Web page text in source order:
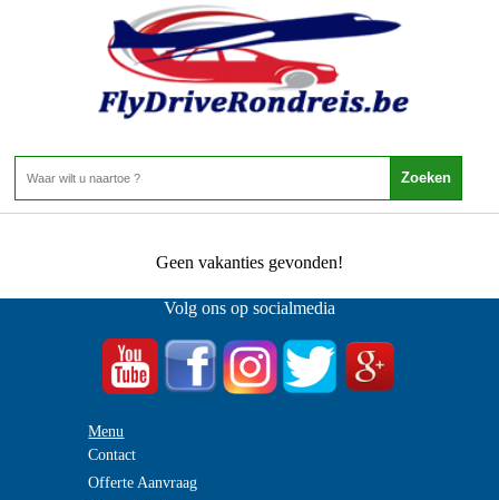
Spanje - Rondreizen Spanje - Fly Drive Andalusie
Home>
Fly Drive Andalusie 0 Aanbiedingen
Geen vakanties gevonden!
Volg ons op socialmedia
Menu
Contact
Offerte Aanvraag